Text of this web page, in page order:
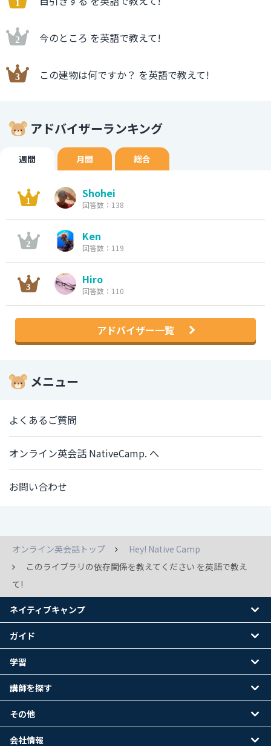
今のところ を英語で教えて!
この建物は何ですか？ を英語で教えて!
アドバイザーランキング
週間 月間 総合
Shohei
回答数：138
Ken
回答数：119
Hiro
回答数：110
アドバイザー一覧
メニュー
よくあるご質問
オンライン英会話 NativeCamp. へ
お問い合わせ
オンライン英会話トップ
Hey! Native Camp
このライブラリの依存関係を教えてください を英語で教え
て!
ネイティブキャンプ
ガイド
学習
講師を探す
その他
会社情報